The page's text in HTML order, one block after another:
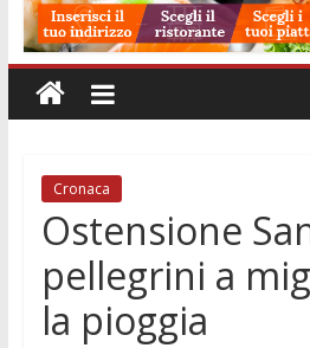
Notizie di Padova alle ore 10:
antidroga e siccità
Notizie di Padova alle ore 23:
Limena e progetto Cool Shop
Cronaca
Ostensione
pellegrini a
la pioggia